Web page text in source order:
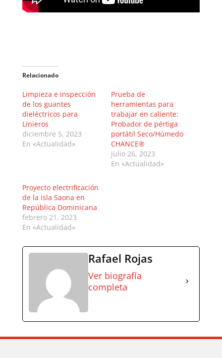
Relacionado
Limpieza e inspección
de los guantes
dieléctricos para
Linieros
diciembre 5, 2023
En «Actualidad»
Prueba de
herramientas para
trabajar en caliente:
Probador de pértiga
portátil Seco/Húmedo
CHANCE®
julio 26, 2023
En «Actualidad»
Proyecto electrificación
de la isla Saona en
República Dominicana
febrero 21, 2023
En «Actualidad»
Rafael Rojas
Ver biografía
completa